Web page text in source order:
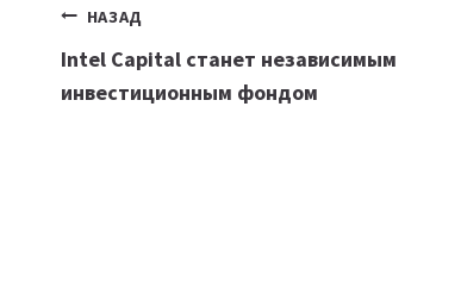
Навигация
по
НАЗАД
Intel Capital станет независимым
инвестиционным фондом